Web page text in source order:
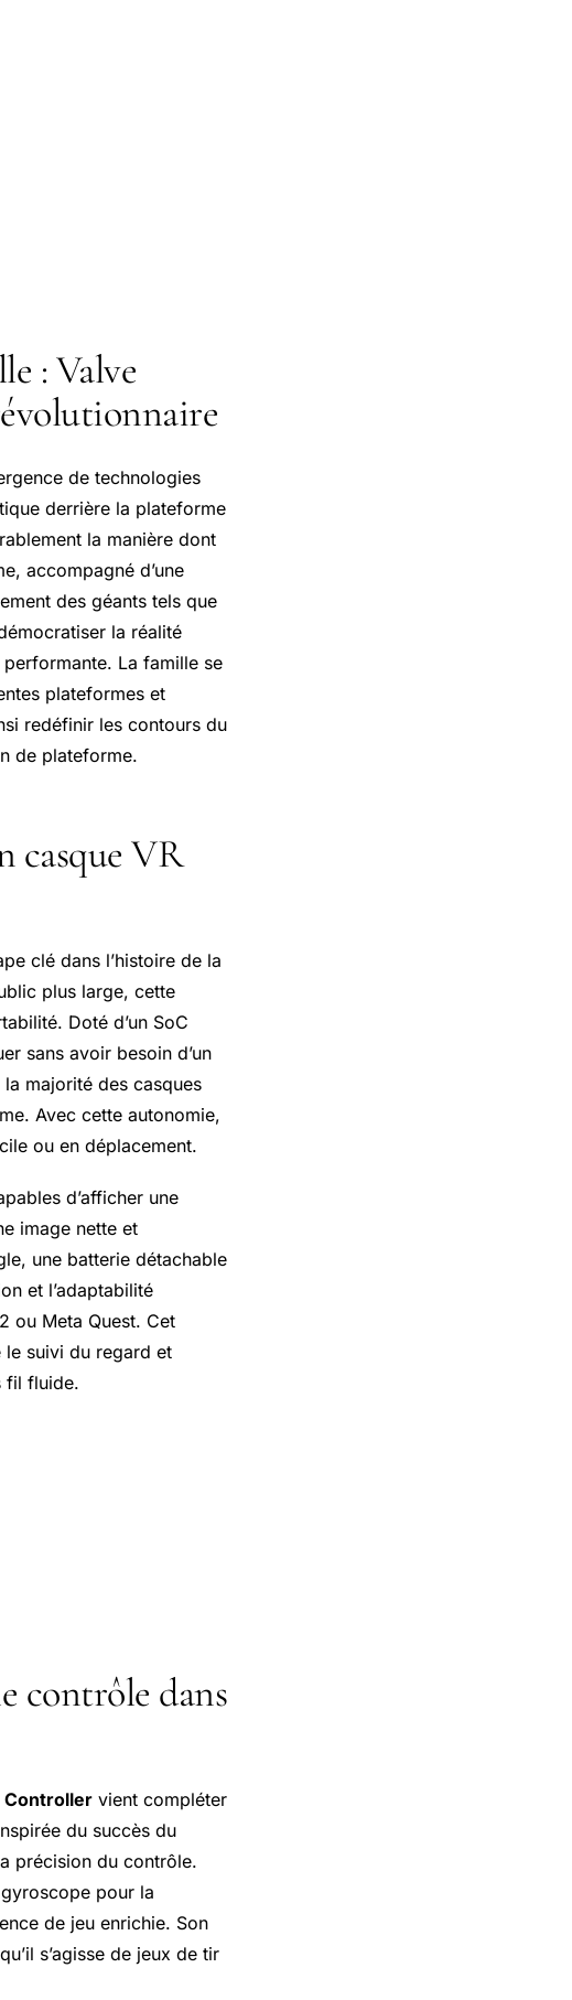
: Valve
de technologies
derrière la plateforme
la manière dont
accompagné d’une
des géants tels que
la réalité
La famille se
plateformes et
redéfinir les contours du
de plateforme.
casque VR
clé dans l’histoire de la
plus large, cette
Doté d’un SoC
sans avoir besoin d’un
la majorité des casques
Avec cette autonomie,
ou en déplacement.
d’afficher une
image nette et
une batterie détachable
et l’adaptabilité
ou Meta Quest. Cet
le suivi du regard et
fil fluide.
contrôle dans
Controller vient compléter
du succès du
précision du contrôle.
pour la
de jeu enrichie. Son
s’agisse de jeux de tir